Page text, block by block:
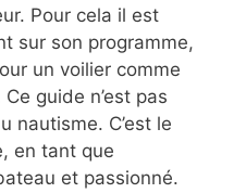
Pour cela il est
sur son programme,
un voilier comme
guide n’est pas
nautisme. C’est le
en tant que
et passionné.